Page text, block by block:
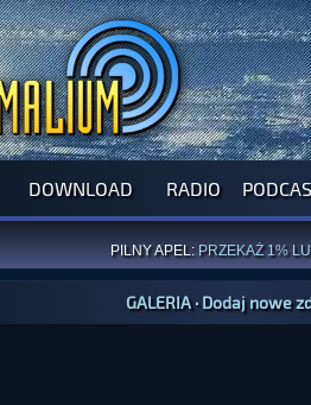
DOWNLOAD RADIO
SPRAWDŹ PROGRAM NA
PILNY APEL: PRZEKAŻ 1%
ZAŁOŻPARANORMALNEGO
GALERIA · Dodaj nowe